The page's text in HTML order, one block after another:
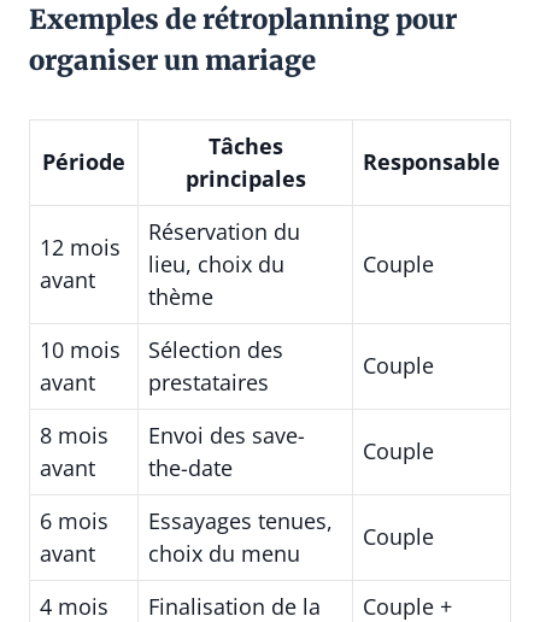
Exemples de rétroplanning pour
organiser un mariage
Période
Tâches
principales
Responsable
12 mois
avant
Réservation du
lieu, choix du
thème
Couple
10 mois
avant
Sélection des
prestataires
Couple
8 mois
avant
Envoi des save-
the-date
Couple
6 mois
avant
Essayages tenues,
choix du menu
Couple
4 mois
Finalisation de la
Couple +